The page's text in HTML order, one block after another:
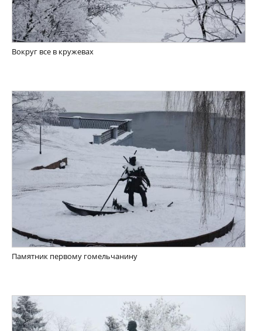
Вокруг все в кружевах
Памятник первому гомельчанину